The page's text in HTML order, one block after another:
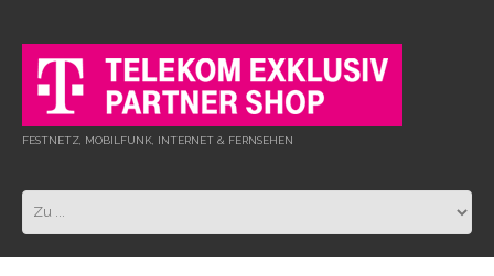
FESTNETZ, MOBILFUNK, INTERNET & FERNSEHEN